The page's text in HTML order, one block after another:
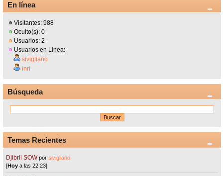
En línea
Visitantes: 988
Oculto(s): 0
Usuarios: 2
Usuarios en Línea:
sivigliano
inri
Búsqueda
Temas Recientes
Djibril SOW porsivigliano
[Hoy a las 22:23]